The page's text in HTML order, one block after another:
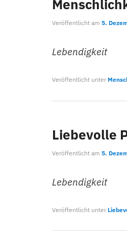
Veröffentlicht am5.
Lebendigkeit
Veröffentlicht unter
Liebevolle
Veröffentlicht am5.
Lebendigkeit
Veröffentlicht unter